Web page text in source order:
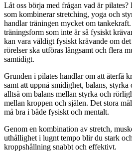
Låt oss börja med frågan vad är pilates?
som kombinerar stretching, yoga och
handlar träningen mycket om
träningsform som inte är så fysiskt
kan vara väldigt fysiskt krävande om
rörelser ska utföras långsamt och flera
samtidigt.
Grunden i pilates handlar om att återfå
samt att uppnå smidighet, balans,
alltså om balans mellan styrka och
mellan kroppen och själen. Det stora
må bra i både fysiskt och mentalt.
Genom en kombination av stretch,
uthållighet i lugnt tempo blir du stark
kroppshållning snabbt och effektivt.